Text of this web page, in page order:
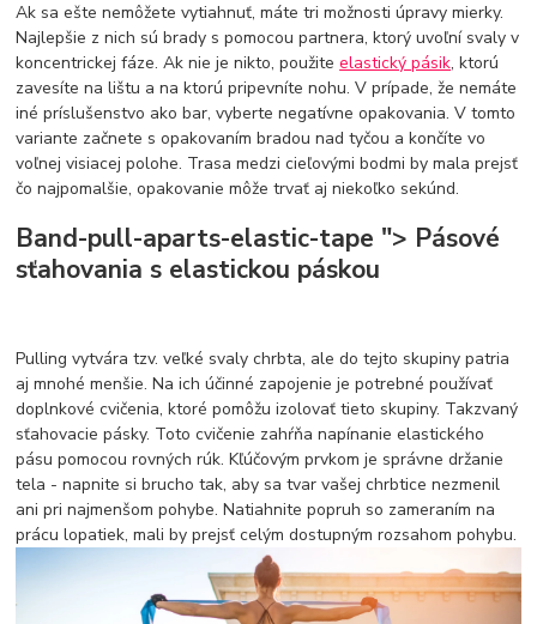
Ak sa ešte nemôžete vytiahnuť, máte tri možnosti úpravy mierky.
Najlepšie z nich sú brady s pomocou partnera, ktorý uvoľní svaly v
koncentrickej fáze. Ak nie je nikto, použiteelastický pásik, ktorú
zavesíte na lištu a na ktorú pripevníte nohu. V prípade, že nemáte
iné príslušenstvo ako bar, vyberte negatívne opakovania. V tomto
variante začnete s opakovaním bradou nad tyčou a končíte vo
voľnej visiacej polohe. Trasa medzi cieľovými bodmi by mala prejsť
čo najpomalšie, opakovanie môže trvať aj niekoľko sekúnd.
Band-pull-aparts-elastic-tape "> Pásové
sťahovania s elastickou páskou
Pulling vytvára tzv. veľké svaly chrbta, ale do tejto skupiny patria
aj mnohé menšie. Na ich účinné zapojenie je potrebné používať
doplnkové cvičenia, ktoré pomôžu izolovať tieto skupiny. Takzvaný
sťahovacie pásky. Toto cvičenie zahŕňa napínanie elastického
pásu pomocou rovných rúk. Kľúčovým prvkom je správne držanie
tela - napnite si brucho tak, aby sa tvar vašej chrbtice nezmenil
ani pri najmenšom pohybe. Natiahnite popruh so zameraním na
prácu lopatiek, mali by prejsť celým dostupným rozsahom pohybu.